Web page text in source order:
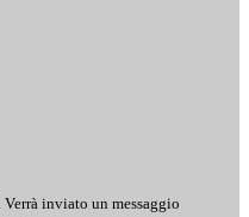
Verrà inviato un messaggio